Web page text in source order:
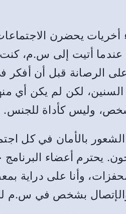
كانت هناك أربع نساء أخريات
أتيت إلى س.م،
الرصانة قبل أن أفكر
لكن لم يكن أي
وليس كأداة للجنس.
بالأمان في كل
أعضاء البرنامج
وأنا على دراية
والإتصال بشخص في س.م